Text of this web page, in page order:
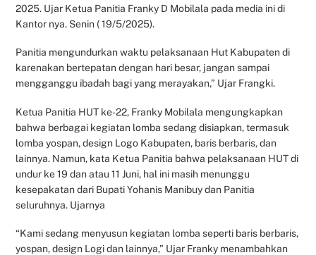
2025. Ujar Ketua Panitia Franky D Mobilala pada media ini di
Kantor nya. Senin ( 19/5/2025).
Panitia mengundurkan waktu pelaksanaan Hut Kabupaten di
karenakan bertepatan dengan hari besar, jangan sampai
mengganggu ibadah bagi yang merayakan,” Ujar Frangki.
Ketua Panitia HUT ke-22, Franky Mobilala mengungkapkan
bahwa berbagai kegiatan lomba sedang disiapkan, termasuk
lomba yospan, design Logo Kabupaten, baris berbaris, dan
lainnya. Namun, kata Ketua Panitia bahwa pelaksanaan HUT di
undur ke 19 dan atau 11 Juni, hal ini masih menunggu
kesepakatan dari Bupati Yohanis Manibuy dan Panitia
seluruhnya. Ujarnya
“Kami sedang menyusun kegiatan lomba seperti baris berbaris,
yospan, design Logi dan lainnya,” Ujar Franky menambahkan